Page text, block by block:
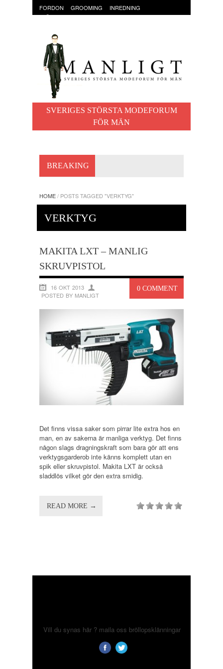
FORDON GROOMING
INREDNING
KLÄDER & ACCESSOARER
MAT OCH DRYCK
SVERIGES STÖRSTA MODEFORUM
FÖR MÄN
BREAKING
HOME/ POSTS TAGGED "VERKTYG"
VERKTYG
MAKITA LXT – MANLIG
SKRUVPISTOL
0 COMMENT
16 OKT 2013
POSTED BY MANLIGT
Det finns vissa saker som pirrar lite extra hos en
man, en av sakerna är manliga verktyg. Det finns
någon slags dragningskraft som bara gör att ens
verktygsgarderob inte känns komplett utan en
spik eller skruvpistol. Makita LXT är också
sladdlös vilket gör den extra smidig.
READ MORE →
Vill du synas här ? maila oss bröllopsklänningar